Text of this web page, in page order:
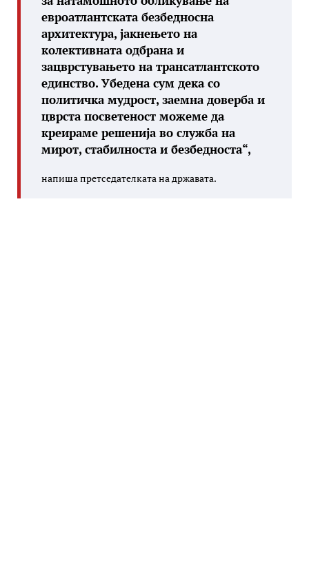
евроатлантската безбедносна
архитектура, јакнењето на
колективната одбрана и
зацврстувањето на трансатлантското
единство. Убедена сум дека со
политичка мудрост, заемна доверба и
цврста посветеност можеме да
креираме решенија во служба на
мирот, стабилноста и безбедноста“,
напиша претседателката на државата.